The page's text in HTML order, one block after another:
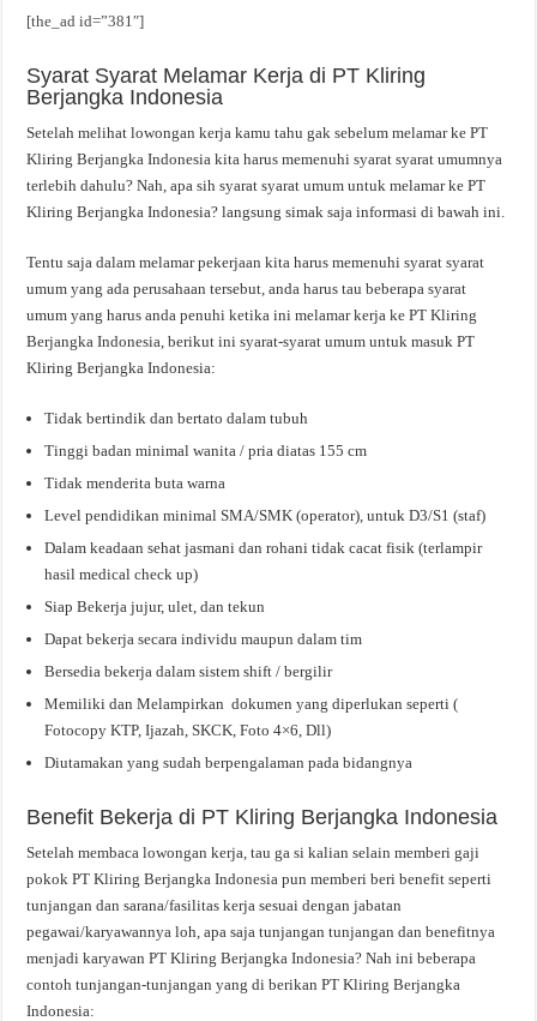
[the_ad id=”381″]
Syarat Syarat Melamar Kerja di PT Kliring
Berjangka Indonesia
Setelah melihat lowongan kerja kamu tahu gak sebelum melamar ke PT
Kliring Berjangka Indonesia kita harus memenuhi syarat syarat umumnya
terlebih dahulu? Nah, apa sih syarat syarat umum untuk melamar ke PT
Kliring Berjangka Indonesia? langsung simak saja informasi di bawah ini.
Tentu saja dalam melamar pekerjaan kita harus memenuhi syarat syarat
umum yang ada perusahaan tersebut, anda harus tau beberapa syarat
umum yang harus anda penuhi ketika ini melamar kerja ke PT Kliring
Berjangka Indonesia, berikut ini syarat-syarat umum untuk masuk PT
Kliring Berjangka Indonesia:
Tidak bertindik dan bertato dalam tubuh
Tinggi badan minimal wanita / pria diatas 155 cm
Tidak menderita buta warna
Level pendidikan minimal SMA/SMK (operator), untuk D3/S1 (staf)
Dalam keadaan sehat jasmani dan rohani tidak cacat fisik (terlampir
hasil medical check up)
Siap Bekerja jujur, ulet, dan tekun
Dapat bekerja secara individu maupun dalam tim
Bersedia bekerja dalam sistem shift / bergilir
Memiliki dan Melampirkan dokumen yang diperlukan seperti (
Fotocopy KTP, Ijazah, SKCK, Foto 4×6, Dll)
Diutamakan yang sudah berpengalaman pada bidangnya
Benefit Bekerja di PT Kliring Berjangka Indonesia
Setelah membaca lowongan kerja, tau ga si kalian selain memberi gaji
pokok PT Kliring Berjangka Indonesia pun memberi beri benefit seperti
tunjangan dan sarana/fasilitas kerja sesuai dengan jabatan
pegawai/karyawannya loh, apa saja tunjangan tunjangan dan benefitnya
menjadi karyawan PT Kliring Berjangka Indonesia? Nah ini beberapa
contoh tunjangan-tunjangan yang di berikan PT Kliring Berjangka
Indonesia: